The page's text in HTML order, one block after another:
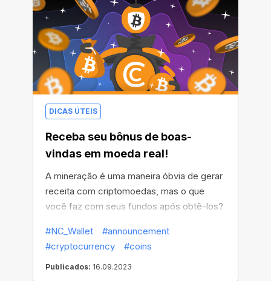
DICAS ÚTEIS
Receba seu bônus de boas-
vindas em moeda real!
A mineração é uma maneira óbvia de gerar
receita com criptomoedas, mas o que
você faz com seus fundos após obtê-los?
#NC_Wallet
#announcement
#cryptocurrency
#coins
Publicados: 16.09.2023